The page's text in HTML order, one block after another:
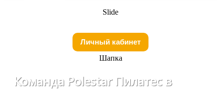
Slide
Личный кабинет
Шапка
Команда Polestar Пилатес в